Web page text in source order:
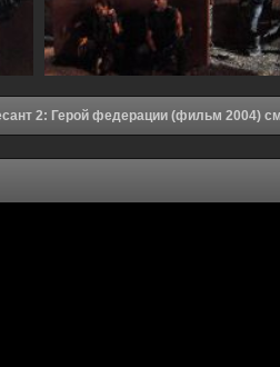
2: Герой федерации (фильм 2004)